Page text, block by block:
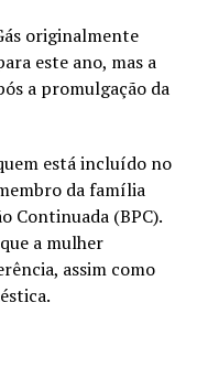
originalmente
este ano, mas a
a promulgação da
está incluído no
da família
Continuada (BPC).
a mulher
assim como